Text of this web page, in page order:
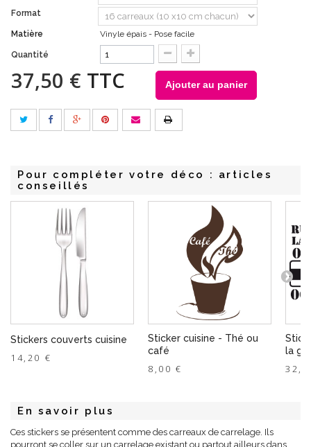
Format
Matière Vinyle épais - Pose facile
Quantité
37,50 € TTC Ajouter au panier
Pour compléter votre déco : articles
conseillés
Stickers couverts cuisine
14,20 €
Sticker cuisine - Thé ou
café
8,00 €
la
En savoir plus
Ces stickers se présentent comme des carreaux de carrelage. Ils
pourront se coller sur un carrelage existant ou partout ailleurs dans